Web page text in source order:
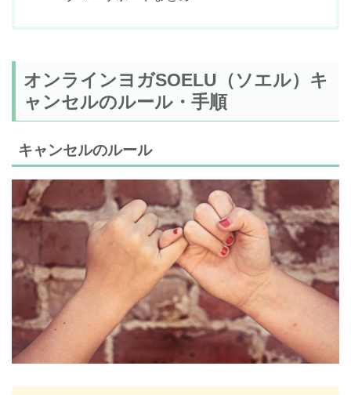
オンラインヨガSOELU（ソエル）キ
ャンセルのルール・手順
キャンセルのルール